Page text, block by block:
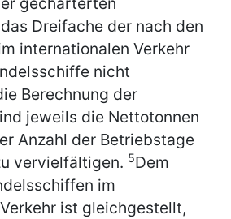
Dreifache der nach den
internationalen Verkehr
nicht
Berechnung der
jeweils die Nettotonnen
Anzahl der Betriebstage
vervielfältigen. 5Dem
im
ist gleichgestellt,